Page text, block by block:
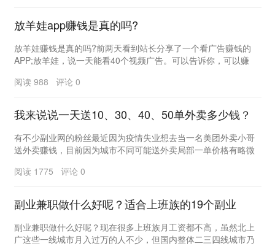
放羊娃app赚钱是真的吗?
放羊娃赚钱是真的吗?前两天看到站长分享了一个看广告赚钱的
APP;放羊娃，说一天能看40个视频广告。可以告诉你，可以赚
阅读 988 评论 0
我来说说一天送10、30、40、50单外卖多少钱？
有不少副业网的粉丝最近因为疫情失业想去当一名美团外卖小哥
送外卖赚钱，目前因为城市不同可能送外卖局部一单价格有略微
阅读 1775 评论 0
副业兼职做什么好呢？适合上班族的19个副业
副业兼职做什么好呢？现在很多上班族月工资都不高，虽然北上
广这些一线城市月入过万的人不少，但国内整体二三四线城市乃